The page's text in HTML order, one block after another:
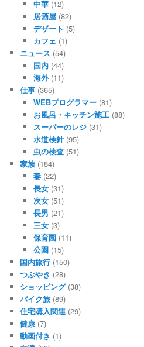
中華(12)
居酒屋(82)
デザート (5)
カフェ (1)
ニュース (54)
国内(44)
海外(11)
仕事 (365)
WEBプログラマー(81)
お風呂・キッチン施工(88)
スーパーのレジ(31)
水道検針(95)
虫の検査(51)
家族 (184)
妻(22)
長女(31)
次女(51)
長男 (21)
三女(3)
保育園(11)
公園(15)
国内旅行 (150)
つぶやき (28)
ショッピング(38)
バイク旅 (89)
住宅購入関連 (29)
健康 (7)
動画付き (1)